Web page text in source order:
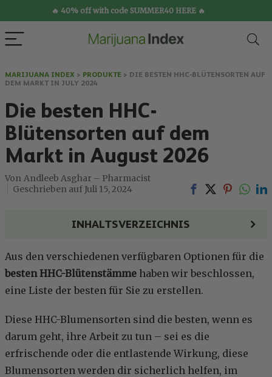
🔥 40% off with code SUMMER40 HERE 🔥
MARIJUANA INDEX > PRODUKTE > DIE BESTEN HHC-BLÜTENSORTEN AUF
DEM MARKT IN JULY 2024
Die besten HHC-
Blütensorten auf dem
Markt in August 2026
Andleeb Asghar – Pharmacist
Juli 15, 2024
INHALTSVERZEICHNIS
Aus den verschiedenen verfügbaren Optionen für die
besten HHC-Blütenstämme haben wir beschlossen,
eine Liste der besten für Sie zu erstellen.
Diese HHC-Blumensorten sind die besten, wenn es
darum geht, ihre Arbeit zu tun – sei es die
erfrischende oder die entlastende Wirkung, diese
Blumensorten werden dir sicherlich helfen, im